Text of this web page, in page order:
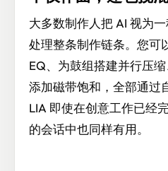
大多数制作人把 AI 视为
处理整条制作链条。您可
EQ、为鼓组搭建并行压
添加磁带饱和，全部通过
LIA 即使在创意工作已经
的会话中也同样有用。